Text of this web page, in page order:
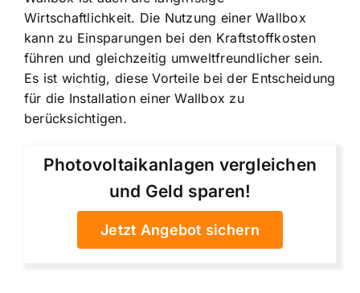
Wirtschaftlichkeit. Die Nutzung einer Wallbox
kann zu Einsparungen bei den Kraftstoffkosten
führen und gleichzeitig umweltfreundlicher sein.
Es ist wichtig, diese Vorteile bei der Entscheidung
für die Installation einer Wallbox zu
berücksichtigen.
Photovoltaikanlagen vergleichen
und Geld sparen!
Jetzt Angebot sichern